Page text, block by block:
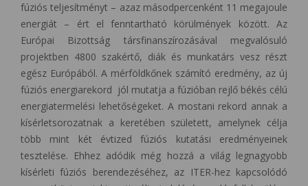
fúziós teljesítményt – azaz másodpercenként 11 megajoule
energiát – ért el fenntartható körülmények között. Az
Európai Bizottság társfinanszírozásával megvalósuló
projektben 4800 szakértő, diák és munkatárs vesz részt
egész Európából. A mérföldkőnek számító eredmény, az új
fúziós energiarekord jól mutatja a fúzióban rejlő békés célú
energiatermelési lehetőségeket. A mostani rekord annak a
kísérletsorozatnak a keretében született, amelynek célja
több mint két évtized fúziós kutatási eredményeinek
tesztelése. Ehhez adódik még hozzá a világ legnagyobb
kísérleti fúziós berendezéséhez, az ITER-hez kapcsolódó